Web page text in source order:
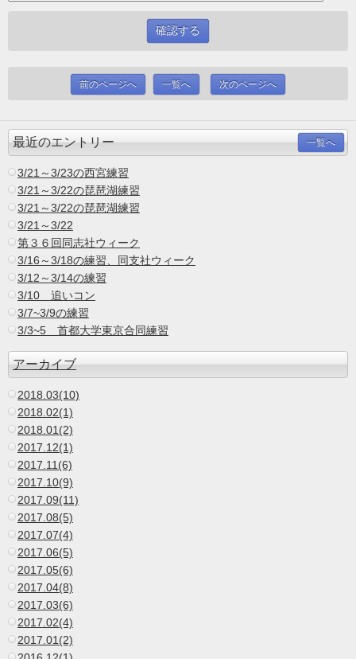
前のページへ 一覧へ 次のページへ
最近のエントリー 一覧へ
3/21～3/23の西宮練習
3/21～3/22の琵琶湖練習
3/21～3/22の琵琶湖練習
3/21～3/22
第３６回同志社ウィーク
3/16～3/18の練習、同支社ウィーク
3/12～3/14の練習
3/10 追いコン
3/7~3/9の練習
3/3~5 首都大学東京合同練習
アーカイブ
2018.03(10)
2018.02(1)
2018.01(2)
2017.12(1)
2017.11(6)
2017.10(9)
2017.09(11)
2017.08(5)
2017.07(4)
2017.06(5)
2017.05(6)
2017.04(8)
2017.03(6)
2017.02(4)
2017.01(2)